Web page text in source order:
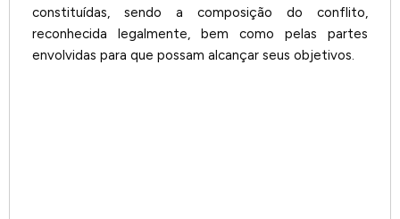
constituídas, sendo a composição do conflito,
reconhecida legalmente, bem como pelas partes
envolvidas para que possam alcançar seus objetivos.